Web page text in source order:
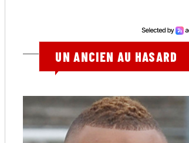
UN ANCIEN AU HASARD